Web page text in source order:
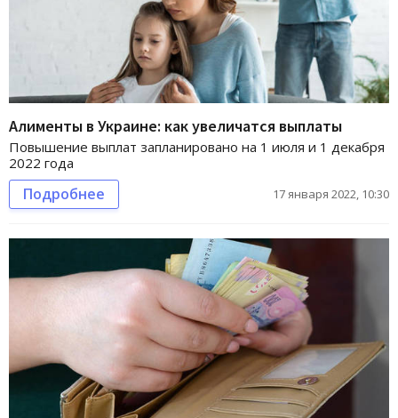
Алименты в Украине: как увеличатся выплаты
Повышение выплат запланировано на 1 июля и 1 декабря
2022 года
Подробнее 17 января 2022, 10:30